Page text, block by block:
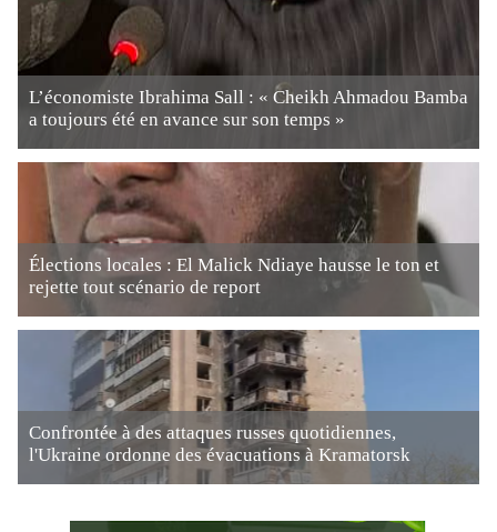
L’économiste Ibrahima Sall : « Cheikh Ahmadou Bamba
a toujours été en avance sur son temps »
Élections locales : El Malick Ndiaye hausse le ton et
rejette tout scénario de report
Confrontée à des attaques russes quotidiennes,
l'Ukraine ordonne des évacuations à Kramatorsk